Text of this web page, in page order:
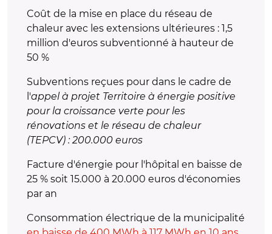
Coût de la mise en place du réseau de
chaleur avec les extensions ultérieures : 1,5
million d'euros subventionné à hauteur de
50 %
Subventions reçues pour dans le cadre de
l'appel à projet Territoire à énergie positive
pour la croissance verte pour les
rénovations et le réseau de chaleur
(TEPCV) : 200.000 euros
Facture d'énergie pour l'hôpital en baisse de
25 % soit 15.000 à 20.000 euros d'économies
par an
Consommation électrique de la municipalité